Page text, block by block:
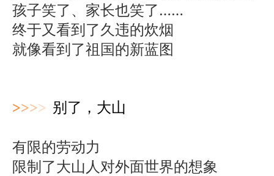
孩子笑了、家长也笑了……
终于又看到了久违的炊烟
就像看到了祖国的新蓝图
>>>> 别了，大山
有限的劳动力
限制了大山人对外面世界的想象